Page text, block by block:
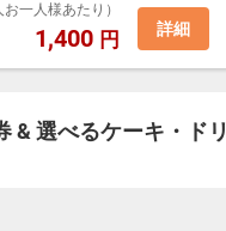
一人様あたり）
1,400 円 詳細
& 選べるケーキ・ドリ